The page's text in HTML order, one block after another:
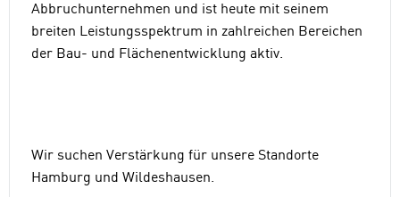
Abbruchunternehmen und ist heute mit seinem
breiten Leistungsspektrum in zahlreichen Bereichen
der Bau- und Flächenentwicklung aktiv.
Wir suchen Verstärkung für unsere Standorte
Hamburg und Wildeshausen.